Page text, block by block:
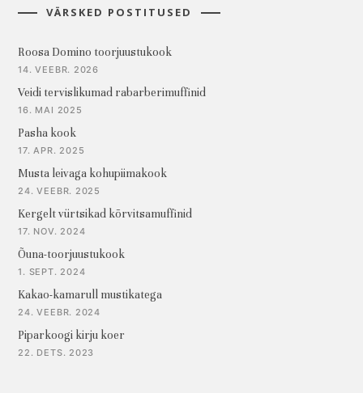
VÄRSKED POSTITUSED
Roosa Domino toorjuustukook
14. VEEBR. 2026
Veidi tervislikumad rabarberimuffinid
16. MAI 2025
Pasha kook
17. APR. 2025
Musta leivaga kohupiimakook
24. VEEBR. 2025
Kergelt vürtsikad kõrvitsamuffinid
17. NOV. 2024
Õuna-toorjuustukook
1. SEPT. 2024
Kakao-kamarull mustikatega
24. VEEBR. 2024
Piparkoogi kirju koer
22. DETS. 2023